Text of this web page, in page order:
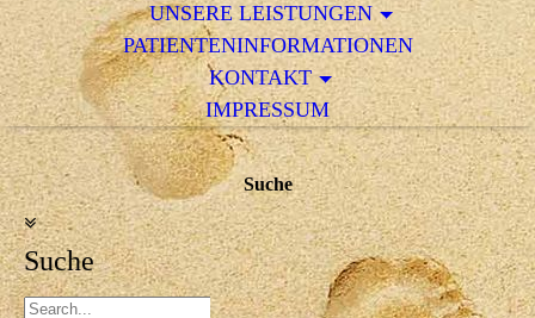
UNSERE LEISTUNGEN
PATIENTENINFORMATIONEN
KONTAKT
IMPRESSUM
Suche
Suche